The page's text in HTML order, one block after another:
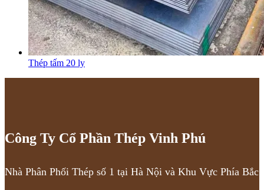
Thép tấm 20 ly
Công Ty Cổ Phần Thép Vinh Phú
Nhà Phân Phối Thép số 1 tại Hà Nội và Khu Vực Phía Bắc